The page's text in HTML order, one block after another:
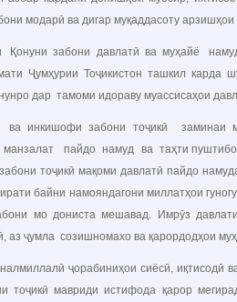
модарӣ ва дигар муқаддасоту
забони давлатӣ ва муҳайё
Ҷумҳурии Тоҷикистон ташкил карда
дар тамоми идораву муассисаҳои
инкишофи забони тоҷикӣ заминаи
пайдо намуд ва таҳти
тоҷикӣ мақоми давлатӣ пайдо
байни намояндагони миллатҳои
мо дониста мешавад. Имрӯз
аз ҷумла созишномахо ва қарордодҳои
ҷорабиниҳои сиёсӣ, иқтисодӣ
тоҷикӣ мавриди истифода қарор